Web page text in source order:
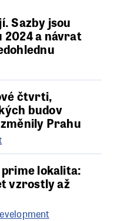
Sazby jsou
2024 a návrat
čtvrti,
budov
Prahu
lokalita:
vzrostly až